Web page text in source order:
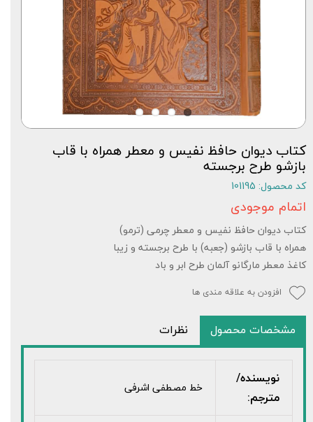
کتاب دیوان حافظ نفیس و معطر همراه با قاب
بازشو طرح برجسته
کد محصول: 101195
اتمام موجودی
کتاب دیوان حافظ نفیس و معطر چرمی (ترمو)
همراه با قاب بازشو (جعبه) با طرح برجسته و زیبا
کاغذ معطر مارگانو آلمان طرح ابر و باد
افزودن به علاقه مندی ها
مشخصات محصول نظرات
نویسنده/
مترجم:
خط مصطفی اشرفی